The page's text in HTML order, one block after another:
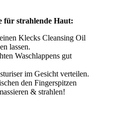
für strahlende Haut:
Klecks Cleansing Oil
lassen.
Waschlappens gut
im Gesicht verteilen.
den Fingerspitzen
& strahlen!